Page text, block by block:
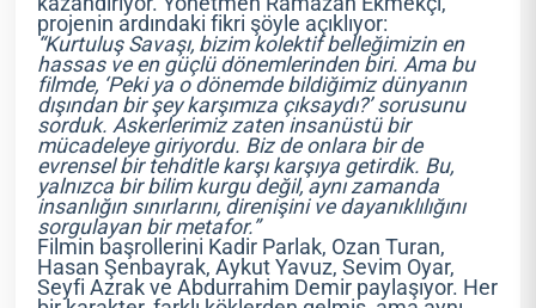
projenin ardındaki fikri şöyle açıklıyor:
“Kurtuluş Savaşı, bizim kolektif belleğimizin en
hassas ve en güçlü dönemlerinden biri. Ama bu
filmde, ‘Peki ya o dönemde bildiğimiz dünyanın
dışından bir şey karşımıza çıksaydı?’ sorusunu
sorduk. Askerlerimiz zaten insanüstü bir
mücadeleye giriyordu. Biz de onlara bir de
evrensel bir tehditle karşı karşıya getirdik. Bu,
yalnızca bir bilim kurgu değil, aynı zamanda
insanlığın sınırlarını, direnişini ve dayanıklılığını
sorgulayan bir metafor.”
Filmin başrollerini Kadir Parlak, Ozan Turan,
Hasan Şenbayrak, Aykut Yavuz, Sevim Oyar,
Seyfi Azrak ve Abdurrahim Demir paylaşıyor. Her